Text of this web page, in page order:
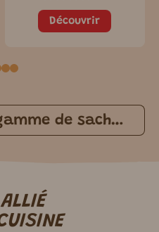
Découvrir
Découvrir notre gamme de sachets repas